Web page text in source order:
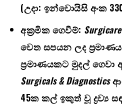
(උදා: ඉන්වොයිසි අංක
අක්‍රමික ගෙවීම්:
වෙත සපයන ලද
ප්‍රමාණයකට මුදල් ගෙවා
Surgicals & Diagnostics
45ක කල් ඉකුත් වූ ද්‍රව්‍ය